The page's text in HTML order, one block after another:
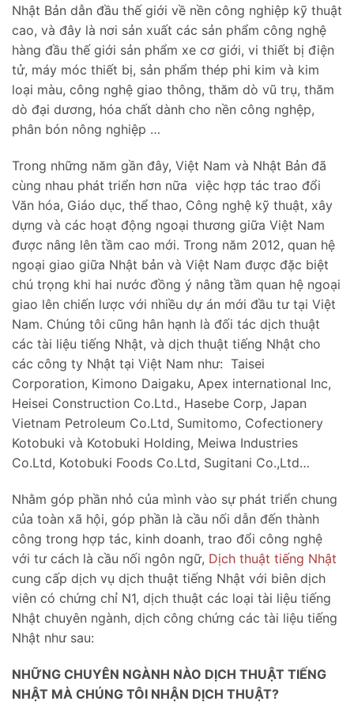
Nhật Bản dẫn đầu thế giới về nền công nghiệp kỹ thuật
cao, và đây là nơi sản xuất các sản phẩm công nghệ
hàng đầu thế giới sản phẩm xe cơ giới, vi thiết bị điện
tử, máy móc thiết bị, sản phẩm thép phi kim và kim
loại màu, công nghệ giao thông, thăm dò vũ trụ, thăm
dò đại dương, hóa chất dành cho nền công nghệp,
phân bón nông nghiệp …
Trong những năm gần đây, Việt Nam và Nhật Bản đã
cùng nhau phát triển hơn nữa việc hợp tác trao đổi
Văn hóa, Giáo dục, thể thao, Công nghệ kỹ thuật, xây
dựng và các hoạt động ngoại thương giữa Việt Nam
được nâng lên tầm cao mới. Trong năm 2012, quan hệ
ngoại giao giữa Nhật bản và Việt Nam được đặc biệt
chú trọng khi hai nước đồng ý nâng tầm quan hệ ngoại
giao lên chiến lược với nhiều dự án mới đầu tư tại Việt
Nam. Chúng tôi cũng hân hạnh là đối tác dịch thuật
các tài liệu tiếng Nhật, và dịch thuật tiếng Nhật cho
các công ty Nhật tại Việt Nam như: Taisei
Corporation, Kimono Daigaku, Apex international Inc,
Heisei Construction Co.Ltd., Hasebe Corp, Japan
Vietnam Petroleum Co.Ltd, Sumitomo, Cofectionery
Kotobuki và Kotobuki Holding, Meiwa Industries
Co.Ltd, Kotobuki Foods Co.Ltd, Sugitani Co.,Ltd…
Nhằm góp phần nhỏ của mình vào sự phát triển chung
của toàn xã hội, góp phần là cầu nối dẫn đến thành
công trong hợp tác, kinh doanh, trao đổi công nghệ
với tư cách là cầu nối ngôn ngữ, Dịch thuật tiếng Nhật
cung cấp dịch vụ dịch thuật tiếng Nhật với biên dịch
viên có chứng chỉ N1, dịch thuật các loại tài liệu tiếng
Nhật chuyên ngành, dịch công chứng các tài liệu tiếng
Nhật như sau:
NHỮNG CHUYÊN NGÀNH NÀO DỊCH THUẬT TIẾNG
NHẬT MÀ CHÚNG TÔI NHẬN DỊCH THUẬT?